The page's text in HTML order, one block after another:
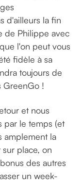
d'ailleurs la fin
de Philippe avec
l'on peut vous
fidèle à sa
toujours de
GreenGo !
et nous
par le temps (et
amplement la
place, on
des autres
un week-